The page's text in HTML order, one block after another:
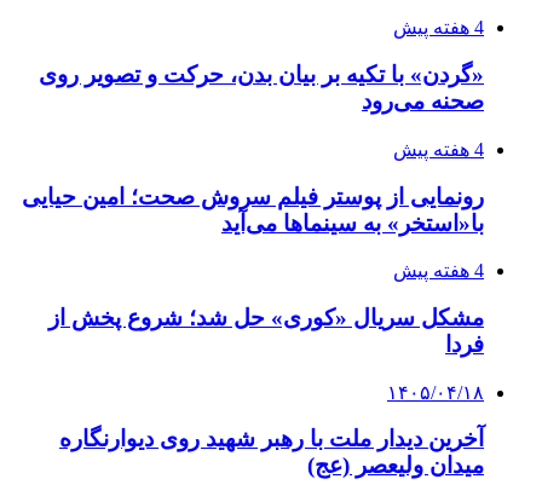
4 هفته پیش
«گردن» با تکیه بر بیان بدن، حرکت و تصویر روی
صحنه می‌رود
4 هفته پیش
رونمایی از پوستر فیلم سروش صحت؛ امین حیایی
با«استخر» به سینماها می‌آید
4 هفته پیش
مشکل سریال «کوری» حل شد؛ شروع پخش از
فردا
۱۴۰۵/۰۴/۱۸
آخرین دیدار ملت با رهبر شهید روی دیوارنگاره
میدان ولیعصر (عج)